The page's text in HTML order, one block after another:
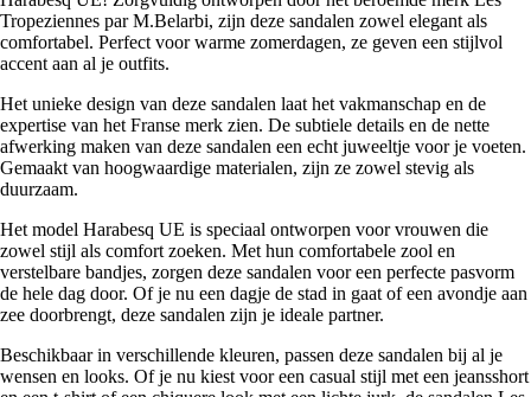
Tropeziennes par M.Belarbi, zijn deze sandalen zowel elegant als
comfortabel. Perfect voor warme zomerdagen, ze geven een stijlvol
accent aan al je outfits.
Het unieke design van deze sandalen laat het vakmanschap en de
expertise van het Franse merk zien. De subtiele details en de nette
afwerking maken van deze sandalen een echt juweeltje voor je voeten.
Gemaakt van hoogwaardige materialen, zijn ze zowel stevig als
duurzaam.
Het model Harabesq UE is speciaal ontworpen voor vrouwen die
zowel stijl als comfort zoeken. Met hun comfortabele zool en
verstelbare bandjes, zorgen deze sandalen voor een perfecte pasvorm
de hele dag door. Of je nu een dagje de stad in gaat of een avondje aan
zee doorbrengt, deze sandalen zijn je ideale partner.
Beschikbaar in verschillende kleuren, passen deze sandalen bij al je
wensen en looks. Of je nu kiest voor een casual stijl met een jeansshort